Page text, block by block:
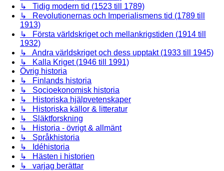
↳ Tidig modern tid (1523 till 1789)
↳ Revolutionernas och Imperialismens tid (1789 till
1913)
↳ Första världskriget och mellankrigstiden (1914 till
1932)
↳ Andra världskriget och dess upptakt (1933 till 1945)
↳ Kalla Kriget (1946 till 1991)
Övrig historia
↳ Finlands historia
↳ Socioekonomisk historia
↳ Historiska hjälpvetenskaper
↳ Historiska källor & litteratur
↳ Släktforskning
↳ Historia - övrigt & allmänt
↳ Språkhistoria
↳ Idéhistoria
↳ Hästen i historien
↳ varjag berättar